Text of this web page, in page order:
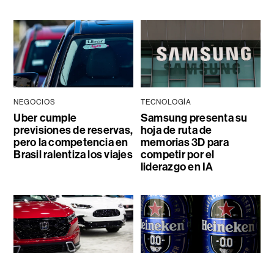
NEGOCIOS
Uber cumple
previsiones de reservas,
pero la competencia en
Brasil ralentiza los viajes
TECNOLOGÍA
Samsung presenta su
hoja de ruta de
memorias 3D para
competir por el
liderazgo en IA